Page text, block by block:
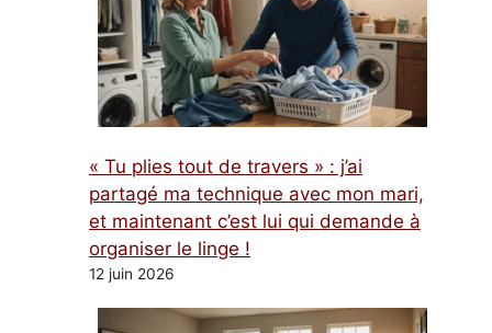
« Tu plies tout de travers » : j’ai
partagé ma technique avec mon mari,
et maintenant c’est lui qui demande à
organiser le linge !
12 juin 2026